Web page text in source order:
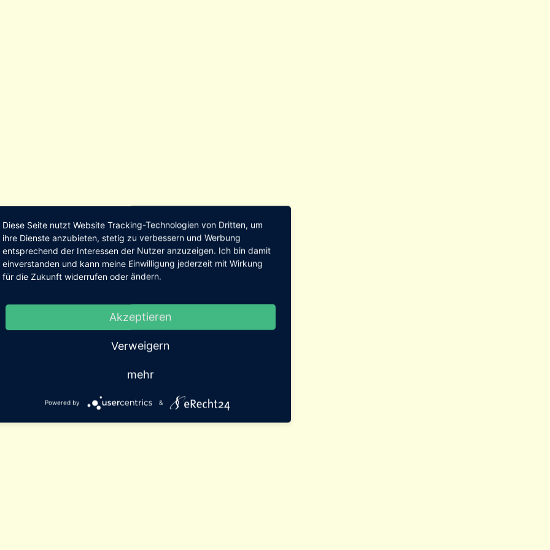
Diese Seite nutzt Website Tracking-Technologien von Dritten, um
ihre Dienste anzubieten, stetig zu verbessern und Werbung
entsprechend der Interessen der Nutzer anzuzeigen. Ich bin damit
einverstanden und kann meine Einwilligung jederzeit mit Wirkung
für die Zukunft widerrufen oder ändern.
Akzeptieren
Verweigern
mehr
Powered by &